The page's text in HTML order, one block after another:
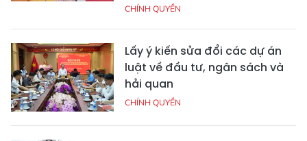
CHÍNH QUYỀN
Lấy ý kiến sửa đổi các dự án
luật về đầu tư, ngân sách và
hải quan
CHÍNH QUYỀN